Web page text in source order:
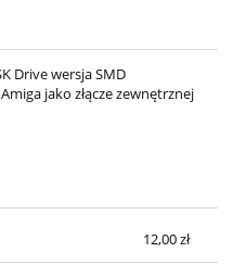
Drive wersja SMD
jako złącze zewnętrznej
kosztów płatności
12,00 zł